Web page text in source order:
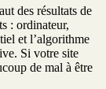
des résultats de
: ordinateur,
et l’algorithme
Si votre site
de mal à être